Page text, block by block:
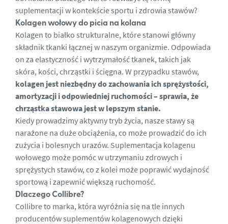
suplementacji w kontekście sportu i zdrowia stawów?
Kolagen wołowy do picia na kolana
Kolagen to białko strukturalne, które stanowi główny
składnik tkanki łącznej w naszym organizmie. Odpowiada
on za elastyczność i wytrzymałość tkanek, takich jak
skóra, kości, chrząstki i ścięgna. W przypadku stawów,
kolagen jest niezbędny do zachowania ich sprężystości,
amortyzacji i odpowiedniej ruchomości – sprawia, że
chrząstka stawowa jest w lepszym stanie.
Kiedy prowadzimy aktywny tryb życia, nasze stawy są
narażone na duże obciążenia, co może prowadzić do ich
zużycia i bolesnych urazów. Suplementacja kolagenu
wołowego może pomóc w utrzymaniu zdrowych i
sprężystych stawów, co z kolei może poprawić wydajność
sportową i zapewnić większą ruchomość.
Dlaczego Collibre?
Collibre to marka, która wyróżnia się na tle innych
producentów suplementów kolagenowych dzięki